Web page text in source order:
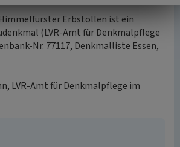
Erbstollen ist ein
(LVR-Amt für Denkmalpflege
Nr. 77117, Denkmalliste Essen,
LVR-Amt für Denkmalpflege im